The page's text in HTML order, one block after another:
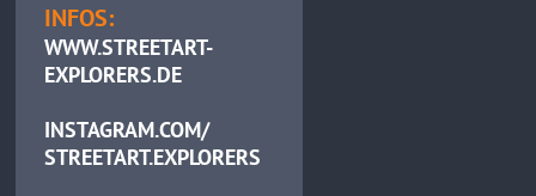
INFOS:
WWW.STREETART-
EXPLORERS.DE
INSTAGRAM.COM/
STREETART.EXPLORERS